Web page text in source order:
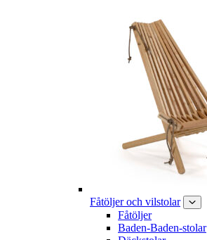
Fåtöljer och vilstolar
Fåtöljer
Baden-Baden-stolar